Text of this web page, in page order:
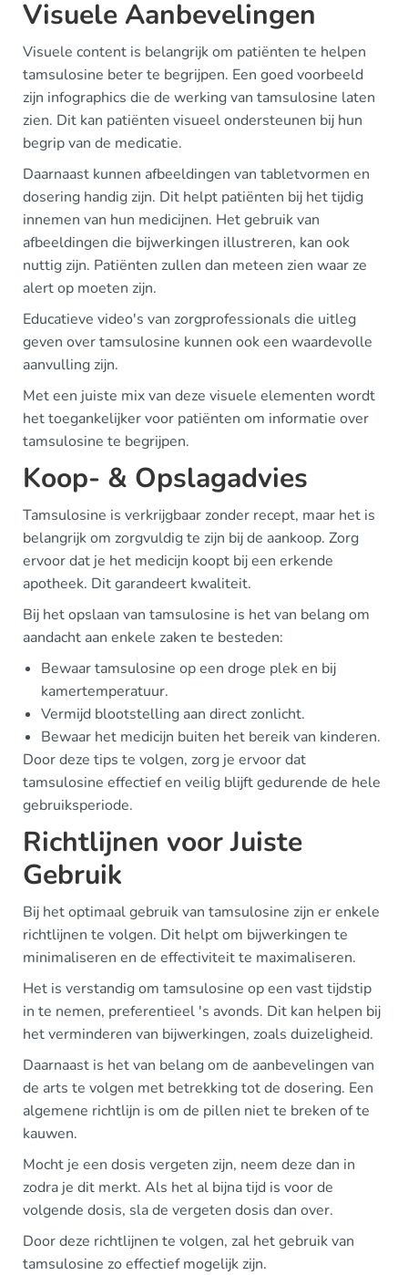
Visuele Aanbevelingen
Visuele content is belangrijk om patiënten te helpen
tamsulosine beter te begrijpen. Een goed voorbeeld
zijn infographics die de werking van tamsulosine laten
zien. Dit kan patiënten visueel ondersteunen bij hun
begrip van de medicatie.
Daarnaast kunnen afbeeldingen van tabletvormen en
dosering handig zijn. Dit helpt patiënten bij het tijdig
innemen van hun medicijnen. Het gebruik van
afbeeldingen die bijwerkingen illustreren, kan ook
nuttig zijn. Patiënten zullen dan meteen zien waar ze
alert op moeten zijn.
Educatieve video's van zorgprofessionals die uitleg
geven over tamsulosine kunnen ook een waardevolle
aanvulling zijn.
Met een juiste mix van deze visuele elementen wordt
het toegankelijker voor patiënten om informatie over
tamsulosine te begrijpen.
Koop- & Opslagadvies
Tamsulosine is verkrijgbaar zonder recept, maar het is
belangrijk om zorgvuldig te zijn bij de aankoop. Zorg
ervoor dat je het medicijn koopt bij een erkende
apotheek. Dit garandeert kwaliteit.
Bij het opslaan van tamsulosine is het van belang om
aandacht aan enkele zaken te besteden:
Bewaar tamsulosine op een droge plek en bij
kamertemperatuur.
Vermijd blootstelling aan direct zonlicht.
Bewaar het medicijn buiten het bereik van kinderen.
Door deze tips te volgen, zorg je ervoor dat
tamsulosine effectief en veilig blijft gedurende de hele
gebruiksperiode.
Richtlijnen voor Juiste
Gebruik
Bij het optimaal gebruik van tamsulosine zijn er enkele
richtlijnen te volgen. Dit helpt om bijwerkingen te
minimaliseren en de effectiviteit te maximaliseren.
Het is verstandig om tamsulosine op een vast tijdstip
in te nemen, preferentieel 's avonds. Dit kan helpen bij
het verminderen van bijwerkingen, zoals duizeligheid.
Daarnaast is het van belang om de aanbevelingen van
de arts te volgen met betrekking tot de dosering. Een
algemene richtlijn is om de pillen niet te breken of te
kauwen.
Mocht je een dosis vergeten zijn, neem deze dan in
zodra je dit merkt. Als het al bijna tijd is voor de
volgende dosis, sla de vergeten dosis dan over.
Door deze richtlijnen te volgen, zal het gebruik van
tamsulosine zo effectief mogelijk zijn.